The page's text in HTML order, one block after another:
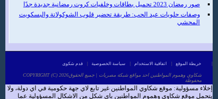
صور رمضان 2023 تحميل بطاقات وخلفيات كروت رمضانية جديدة جدًا
وصفات حلويات عيد الحب: طريقة تحضير قلوب الشوكولاتة والبسكويت
المحشي
خريطة الموقع اتفاقية الاستخدام سياسة الخصوصية قدم شكوى
COPYRIGHT (C) 2026شكاوي وهموم المواطنين احد مواقع شبكة مصريات | جميع الحقوق
محفوظة
إخلاء مسؤولية: موقع شكاوي المواطنين غير تابع لاي جهة حكومية في اي دولة، ولا
يتحمل موقع شكاوي وهموم المواطنين باي شكل من الاشكال المسؤولية عما